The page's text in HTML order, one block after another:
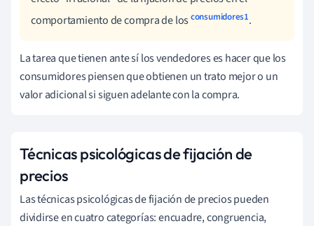
comportamiento de compra de losconsumidores1.
La tarea que tienen ante sí los vendedores es hacer que los
consumidores piensen que obtienen un trato mejor o un
valor adicional si siguen adelante con la compra.
Técnicas psicológicas de fijación de
precios
Las técnicas psicológicas de fijación de precios pueden
dividirse en cuatro categorías: encuadre, congruencia,